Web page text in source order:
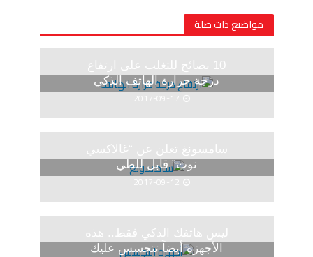
مواضيع ذات صلة
10 نصائح للتغلب على ارتفاع
درجة حرارة الهاتف الذكي
2017-09-17
سامسونغ تعلن عن “غالاكسي
نوت” قابل للطي
2017-09-12
ليس هاتفك الذكي فقط.. هذه
الأجهزة أيضاً تتجسس عليك